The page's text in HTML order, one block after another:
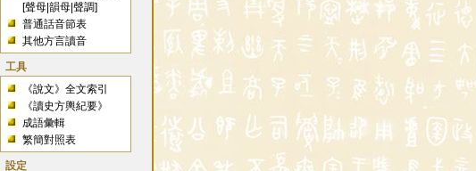
[聲母 |韻母 |聲調]
普通話音節表
其他方言讀音
工具
《說文》全文索引
《讀史方輿紀要》
成語彙輯
繁簡對照表
設定